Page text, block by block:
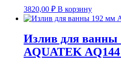
3820,00 ₽ В корзину
Излив для ванны
AQUATEK